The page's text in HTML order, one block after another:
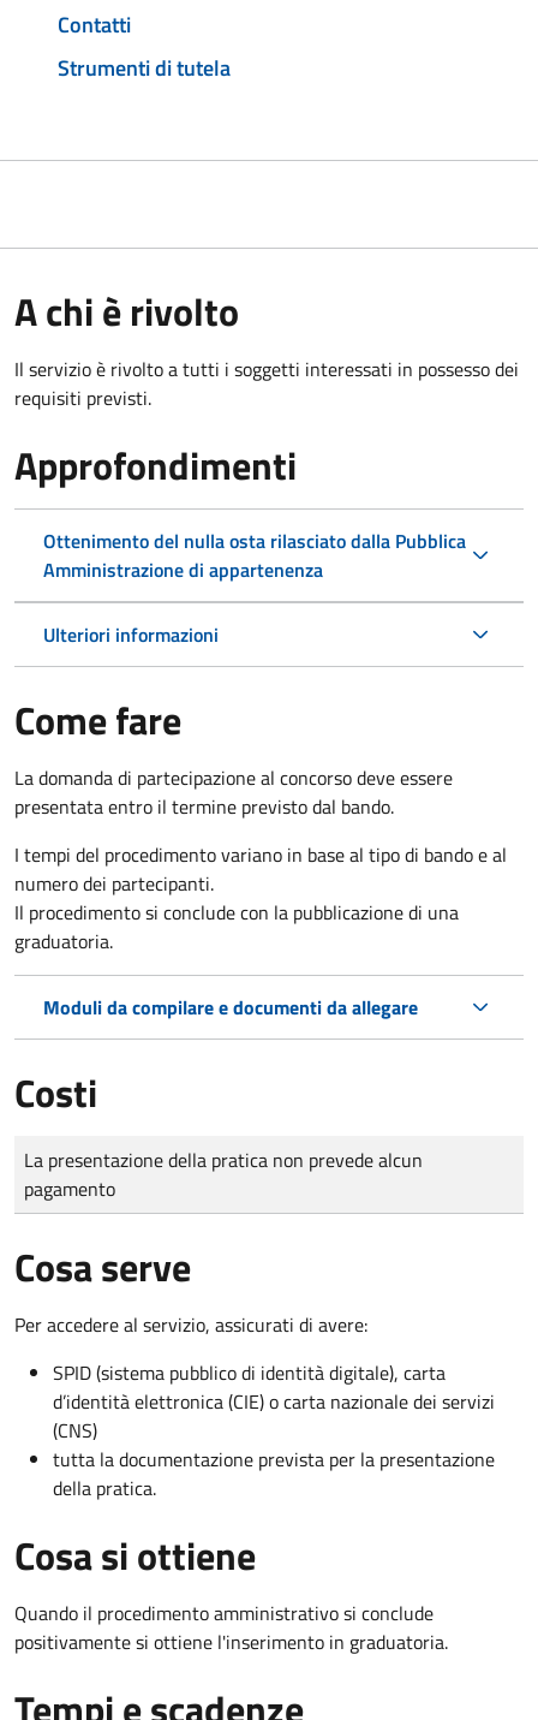
Contatti
Strumenti di tutela
A chi è rivolto
Il servizio è rivolto a tutti i soggetti interessati in possesso dei
requisiti previsti.
Approfondimenti
Ottenimento del nulla osta rilasciato dalla Pubblica
Amministrazione di appartenenza
Ulteriori informazioni
Come fare
La domanda di partecipazione al concorso deve essere
presentata entro il termine previsto dal bando.
I tempi del procedimento variano in base al tipo di bando e al
numero dei partecipanti.
Il procedimento si conclude con la pubblicazione di una
graduatoria.
Moduli da compilare e documenti da allegare
Costi
Tipo di pagamento
Importo
La presentazione della pratica non prevede alcun
pagamento
Cosa serve
Per accedere al servizio, assicurati di avere:
SPID (sistema pubblico di identità digitale), carta
d’identità elettronica (CIE) o carta nazionale dei servizi
(CNS)
tutta la documentazione prevista per la presentazione
della pratica.
Cosa si ottiene
Quando il procedimento amministrativo si conclude
positivamente si ottiene l'inserimento in graduatoria.